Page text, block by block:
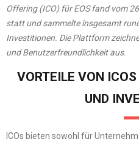
Offering (ICO) für EOS fand vom
statt und sammelte insgesamt
Investitionen. Die Plattform
und Benutzerfreundlichkeit aus.
VORTEILE VON
UND
ICOs bieten sowohl für